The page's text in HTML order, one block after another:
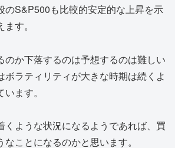
のS&P500も比較的安定的な上昇を示
す。
のか下落するのは予想するのは難しい
ボラティリティが大きな時期は続くよ
ます。
くような状況になるようであれば、買
ことになるのかと思います。